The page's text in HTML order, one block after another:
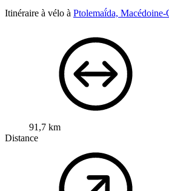
Itinéraire à vélo à Ptolemaḯda,
91,7 km
Distance